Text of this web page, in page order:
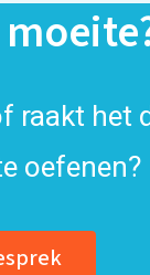
het
oefenen?